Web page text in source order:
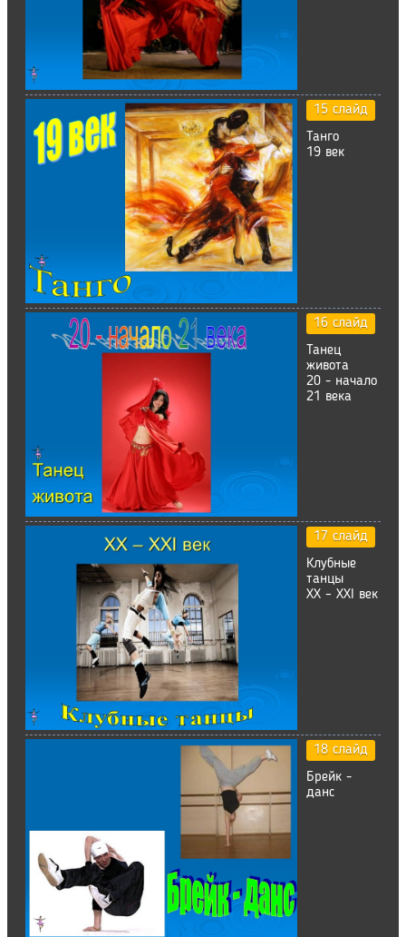
15 слайд
Танго
19 век
16 слайд
Танец
живота
20 - начало
21 века
17 слайд
Клубные
танцы
XX – XXI век
18 слайд
Брейк -
данс